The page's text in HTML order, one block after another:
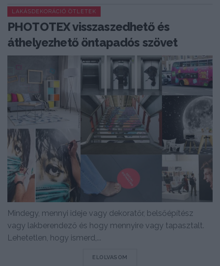
LAKÁSDEKORÁCIÓ ÖTLETEK
PHOTOTEX visszaszedhető és
áthelyezhető öntapadós szövet
Mindegy, mennyi ideje vagy dekoratőr, belsőépítész
vagy lakberendező és hogy mennyire vagy tapasztalt.
Lehetetlen, hogy ismerd,...
ELOLVASOM